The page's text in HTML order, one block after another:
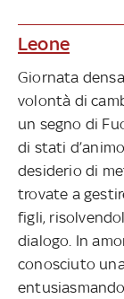
Leone
Giornata
volontà di
un segno di
di stati
desiderio di
trovate a
figli,
dialogo. In
conosciuto